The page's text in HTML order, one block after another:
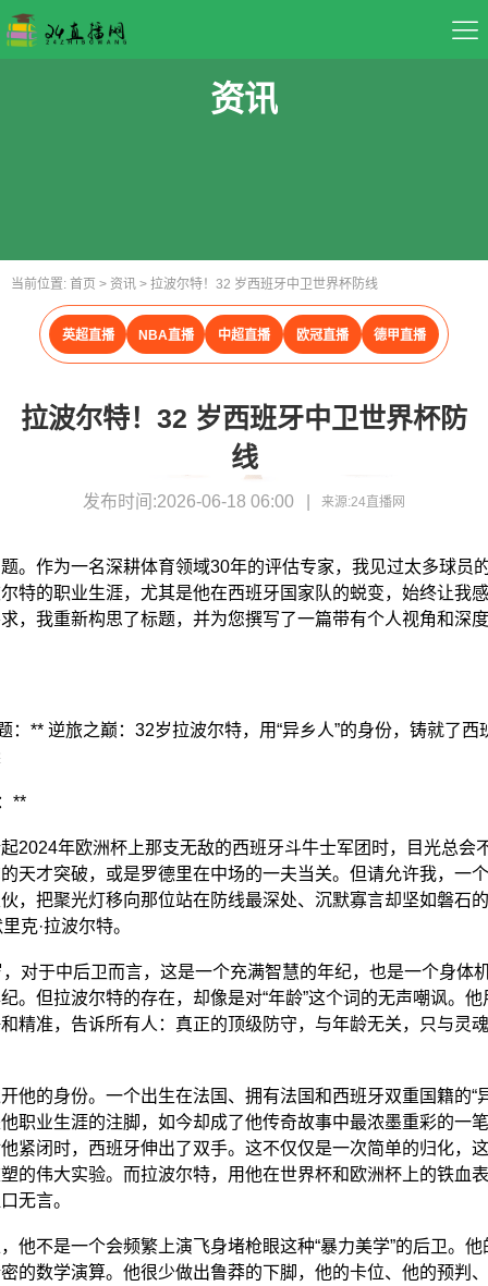
首页
重要赛事
资讯
录像
资讯
当前位置: 首页 > 资讯 > 拉波尔特！32 岁西班牙中卫世界杯防线
英超直播 NBA直播 中超直播 欧冠直播 德甲直播
拉波尔特！32 岁西班牙中卫世界杯防
线
发布时间:2026-06-18 06:00 来源:24直播网
。作为一名深耕体育领域30年的评估专家，我见过太多球员
特的职业生涯，尤其是他在西班牙国家队的蜕变，始终让我
，我重新构思了标题，并为您撰写了一篇带有个人视角和深
：** 逆旅之巅：32岁拉波尔特，用“异乡人”的身份，铸就了西
**
2024年欧洲杯上那支无敌的西班牙斗牛士军团时，目光总会
天才突破，或是罗德里在中场的一夫当关。但请允许我，一
，把聚光灯移向那位站在防线最深处、沉默寡言却坚如磐
克·拉波尔特。
对于中后卫而言，这是一个充满智慧的年纪，也是一个身体
。但拉波尔特的存在，却像是对“年龄”这个词的无声嘲讽。
精准，告诉所有人：真正的顶级防守，与年龄无关，只与灵
他的身份。一个出生在法国、拥有法国和西班牙双重国籍的“
职业生涯的注脚，如今却成了他传奇故事中最浓墨重彩的一
紧闭时，西班牙伸出了双手。这不仅仅是一次简单的归化，
的伟大实验。而拉波尔特，用他在世界杯和欧洲杯上的铁血
无言。
他不是一个会频繁上演飞身堵枪眼这种“暴力美学”的后卫。
的数学演算。他很少做出鲁莽的下脚，他的卡位、他的预判